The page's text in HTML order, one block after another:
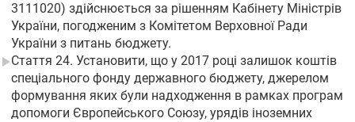
3111020) здійснюється за рішенням Кабінету Міністрів
України, погодженим з Комітетом Верховної Ради
України з питань бюджету.
Стаття 24. Установити, що у 2017 році залишок коштів
спеціального фонду державного бюджету, джерелом
формування яких були надходження в рамках програм
допомоги Європейського Союзу, урядів іноземних